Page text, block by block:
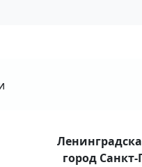
город Санкт-